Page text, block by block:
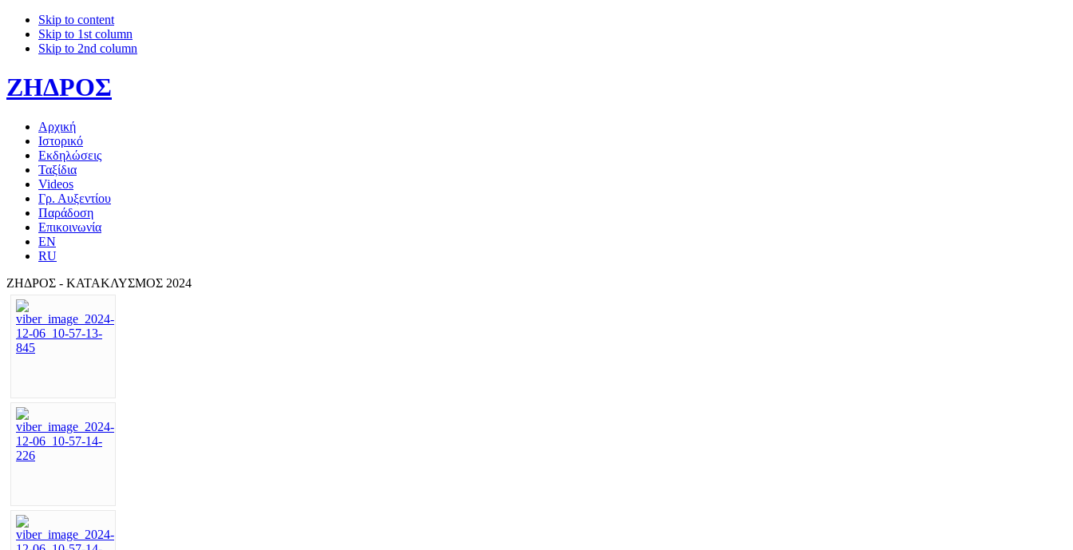
Skip to content
Skip to 1st column
Skip to 2nd column
ΖΗΔΡΟΣ
Αρχική
Ιστορικό
Εκδηλώσεις
Ταξίδια
Videos
Γρ. Αυξεντίου
Παράδοση
Επικοινωνία
EN
RU
ΖΗΔΡΟΣ - ΚΑΤΑΚΛΥΣΜΟΣ 2024